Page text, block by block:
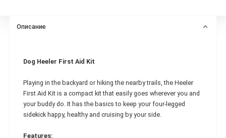
Описание
Dog Heeler First Aid Kit
Playing in the backyard or hiking the nearby trails, the Heeler
First Aid Kit is a compact kit that easily goes wherever you and
your buddy do. It has the basics to keep your four-legged
sidekick happy, healthy and cruising by your side.
Features: